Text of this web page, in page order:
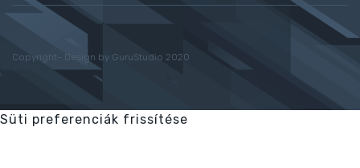
Copyright- Design by GuruStudio 2020
Süti preferenciák frissítése